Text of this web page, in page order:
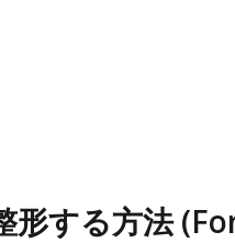
形する方法